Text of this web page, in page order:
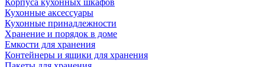
Корпуса кухонных шкафов
Кухонные аксессуары
Кухонные принадлежности
Хранение и порядок в доме
Емкости для хранения
Контейнеры и ящики для хранения